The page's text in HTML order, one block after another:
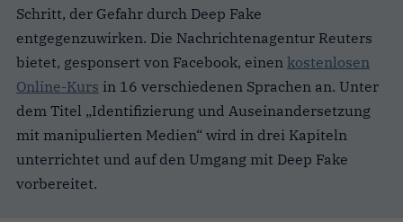
Schritt, der Gefahr durch Deep Fake
entgegenzuwirken. Die Nachrichtenagentur Reuters
bietet, gesponsert von Facebook, einen kostenlosen
Online-Kurs in 16 verschiedenen Sprachen an. Unter
dem Titel „Identifizierung und Auseinandersetzung
mit manipulierten Medien“ wird in drei Kapiteln
unterrichtet und auf den Umgang mit Deep Fake
vorbereitet.